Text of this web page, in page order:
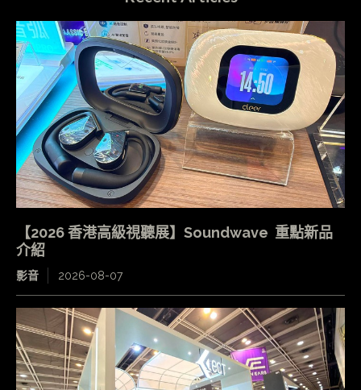
【2026 香港高級視聽展】Soundwave 重點新品
介紹
影音 2026-08-07